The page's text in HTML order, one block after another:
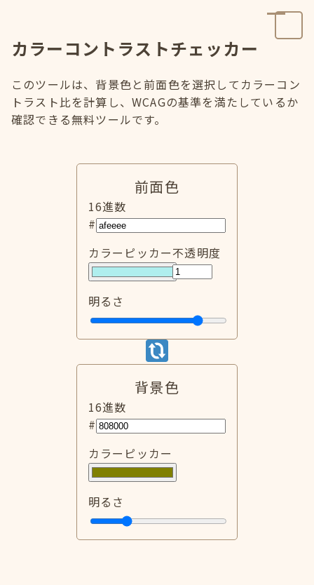
カラーコントラストチェッカー
このツールは、背景色と前面色を選択してカラーコン
トラスト比を計算し、WCAGの基準を満たしているか
確認できる無料ツールです。
前面色
16進数
#
カラーピッカー不透明度
明るさ
背景色
16進数
#
カラーピッカー
明るさ